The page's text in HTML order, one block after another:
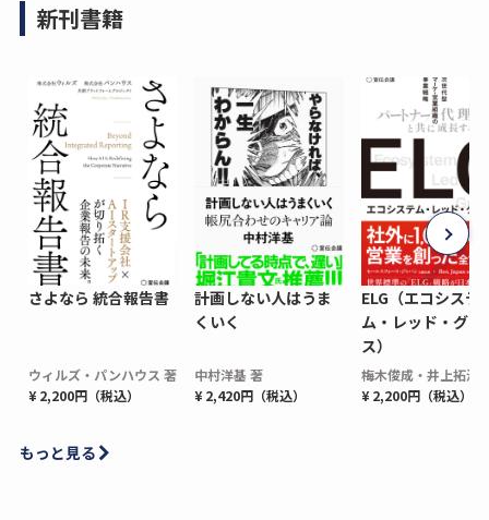
新刊書籍
さよなら 統合報告書
ウィルズ・パンハウス 著
¥ 2,200円（税込）
計画しない人はうま
くいく
中村洋基 著
¥ 2,420円（税込）
ELG（エコシステ
ム・レッド・グロ
ス）
梅木俊成・井上拓海
¥ 2,200円（税込）
もっと見る